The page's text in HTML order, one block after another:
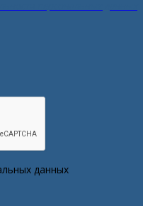
данных